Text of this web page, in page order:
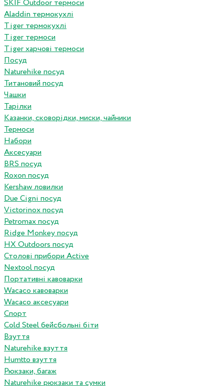
SKIF Outdoor термоси
Aladdin термокухлі
Tiger термокухлі
Tiger термоси
Tiger харчові термоси
Посуд
Naturehike посуд
Титановий посуд
Чашки
Тарілки
Казанки, сковорідки, миски, чайники
Термоси
Набори
Аксесуари
BRS посуд
Roxon посуд
Kershaw ловилки
Due Cigni посуд
Victorinox посуд
Petromax посуд
Ridge Monkey посуд
HX Outdoors посуд
Столові прибори Active
Nextool посуд
Портативні кавоварки
Wacaco кавоварки
Wacaco аксесуари
Спорт
Cold Steel бейсбольні біти
Взуття
Naturehike взуття
Humtto взуття
Рюкзаки, багаж
Naturehike рюкзаки та сумки